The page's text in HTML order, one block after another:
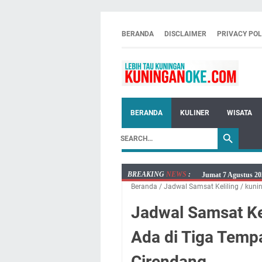
BERANDA DISCLAIMER PRIVACY
BERANDA KULINER WISATA
BREAKING NEWS : Jumat 7 Agustus
Embun Pagi
Salat Lima Waktu
Nobar Final Piala
Beranda / Jadwal Samsat Keliling /
Jadwal Samsat
Ada di Tiga